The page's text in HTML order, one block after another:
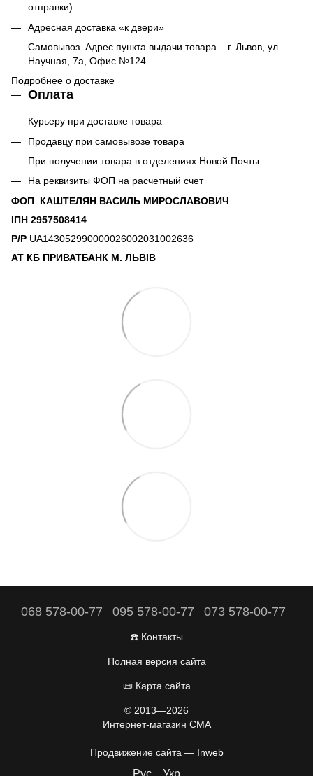
отправки).
Адресная доставка «к двери»
Самовывоз. Адрес пункта выдачи товара – г. Львов, ул.
Научная, 7а, Офис №124.
Подробнее о доставке
Оплата
Курьеру при доставке товара
Продавцу при самовывозе товара
При получении товара в отделениях Новой Почты
На реквизиты ФОП на расчетный счет
ФОП КАШТЕЛЯН ВАСИЛЬ МИРОСЛАВОВИЧ
ІПН 2957508414
Р/Р UA143052990000026002031002636
АТ КБ ПРИВАТБАНК М. ЛЬВІВ
068 578-00-77 095 578-00-77 073 578-00-77
☎️ Контакты
Полная версия сайта
📜 Карта сайта
© 2013—2026
Интернет-магазин CMA
Продвижение сайта — Inweb
Рус Укр